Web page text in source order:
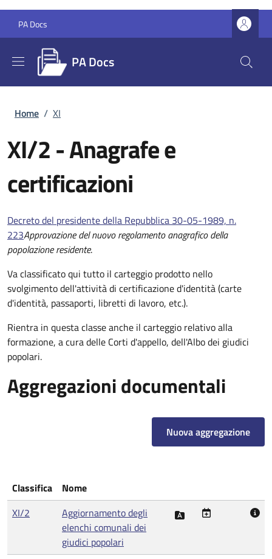
PA Docs
PA Docs
Briciole di pane
Home / XI
XI/2- Anagrafe e
certificazioni
Decreto del presidente della Repubblica 30-05-1989, n.
223Approvazione del nuovo regolamento anagrafico della
popolazione residente.
Va classificato qui tutto il carteggio prodotto nello
svolgimento dell'attività di certificazione d'identità (carte
d'identità, passaporti, libretti di lavoro, etc.).
Rientra in questa classe anche il carteggio relativo alla
formazione, a cura delle Corti d'appello, dell'Albo dei giudici
popolari.
Aggregazioni documentali
Nuova aggregazione
Classifica
Nome
XI/2
Aggiornamento degli
elenchi comunali dei
giudici popolari